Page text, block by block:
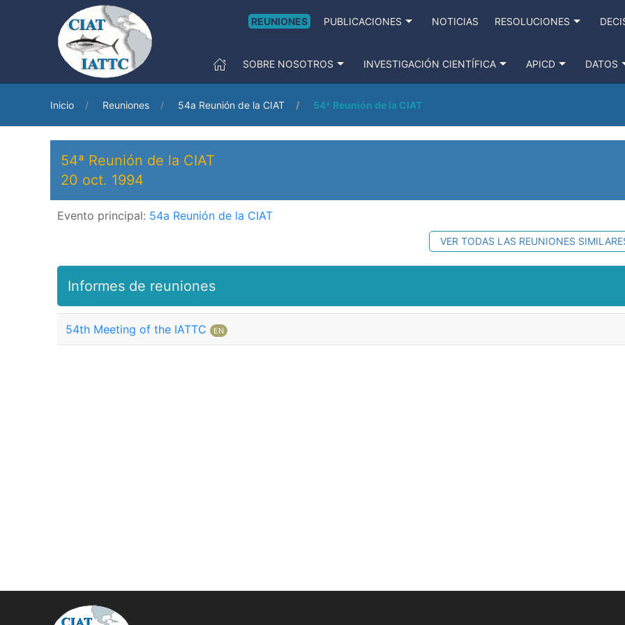
REUNIONES PUBLICACIONES NOTICIAS RESOLUCIONES
SOBRE NOSOTROS INVESTIGACIÓN CIENTÍFICA APICD DATOS
Inicio Reuniones 54a Reunión de la CIAT 54ª Reunión de la CIAT
54ª Reunión de la CIAT
20 oct. 1994
Evento principal: 54a Reunión de la CIAT
VER TODAS LAS REUNIONES
Informes de reuniones
54th Meeting of the IATTC EN